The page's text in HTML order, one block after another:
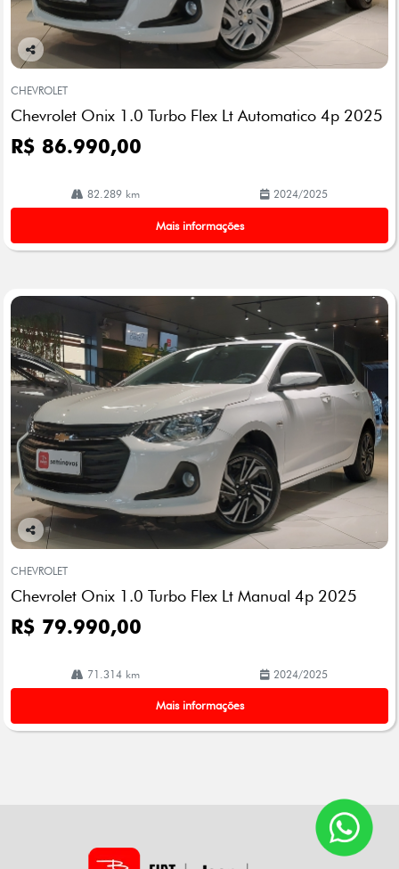
Co
arti
lhe
CHEVROLET
Chevrolet Onix 1.0 Turbo Flex Lt Automatico 4p 2025
R$ 86.990,00
82.289 km 2024/2025
Mais informações
Co
arti
lhe
CHEVROLET
Chevrolet Onix 1.0 Turbo Flex Lt Manual 4p 2025
R$ 79.990,00
71.314 km 2024/2025
Mais informações